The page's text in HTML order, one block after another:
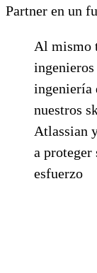
Partner en un
Al mismo
ingeniería
nuestros
Atlassian
a proteger
esfuerzo